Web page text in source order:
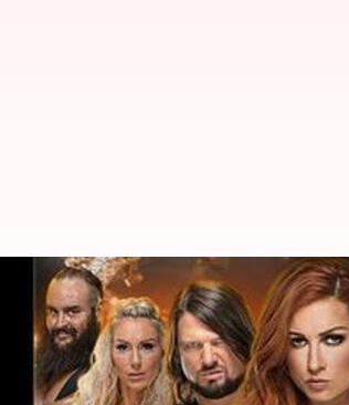
जानें, WWE Stomping
लेखन Neeraj Pandey Jun 20, 2019 08:17 pm
क्या है खबर?